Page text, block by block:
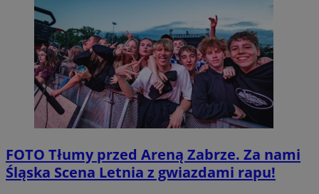
FOTO Tłumy przed Areną Zabrze. Za nami
Śląska Scena Letnia z gwiazdami rapu!